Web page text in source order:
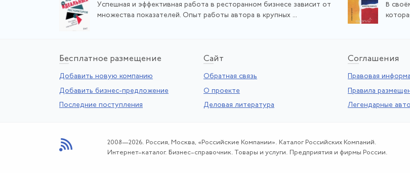
Успешная и эффективная работа в ресторанном бизнесе зависит от
множества показателей. Опыт работы автора в крупных ...
В
Бесплатное размещение
Добавить новую компанию
Добавить бизнес-предложение
Последние поступления
Сайт
Обратная связь
О проекте
Деловая литература
Соглашения
Правовая
Правила
Легендарные
2008—2026. Россия, Москва, «Российские Компании». Каталог Российских Компаний.
Интернет–каталог. Бизнес–справочник. Товары и услуги. Предприятия и фирмы России.